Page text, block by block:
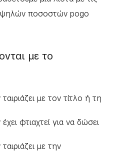
υψηλών ποσοστών pogo
με το
με τον τίτλο ή τη
φτιαχτεί για να δώσει
με την